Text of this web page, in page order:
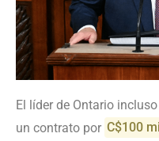
El líder de Ontario
un contrato por C$100